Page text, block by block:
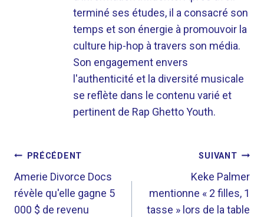
terminé ses études, il a consacré son
temps et son énergie à promouvoir la
culture hip-hop à travers son média.
Son engagement envers
l'authenticité et la diversité musicale
se reflète dans le contenu varié et
pertinent de Rap Ghetto Youth.
NAVIGATION
DE
L’ARTICLE
PRÉCÉDENT
Amerie Divorce Docs
révèle qu'elle gagne 5
000 $ de revenu
SUIVANT
Keke Palmer
mentionne « 2 filles, 1
tasse » lors de la table